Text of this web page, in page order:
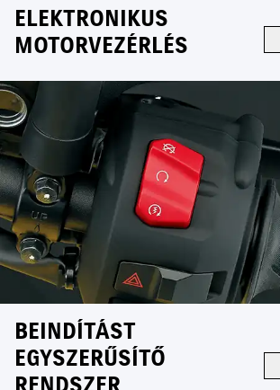
ELEKTRONIKUS
MOTORVEZÉRLÉS
BEINDÍTÁST
EGYSZERŰSÍTŐ